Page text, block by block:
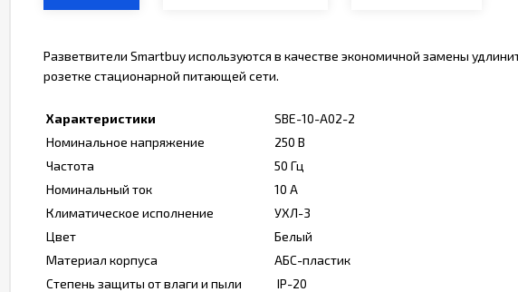
Разветвители Smartbuy используются в качестве экономичной замены
розетке стационарной питающей сети.
Характеристики
SBE-10-A02-2
Номинальное напряжение
250 В
Частота
50 Гц
Номинальный ток
10 А
Климатическое исполнение
УХЛ-3
Цвет
Белый
Материал корпуса
АБС-пластик
Степень защиты от влаги и пыли
IP-20